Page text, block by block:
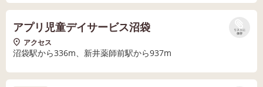
リストに
保存
アプリ児童デイサービス沼袋
アクセス
沼袋駅から336m、新井薬師前駅から937m